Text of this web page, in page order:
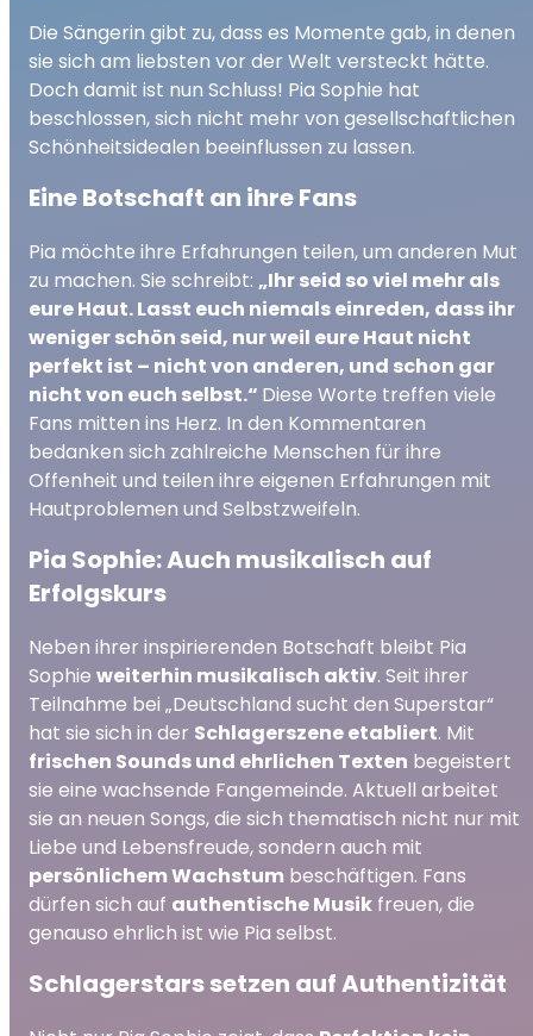
Die Sängerin gibt zu, dass es Momente gab, in denen
sie sich am liebsten vor der Welt versteckt hätte.
Doch damit ist nun Schluss! Pia Sophie hat
beschlossen, sich nicht mehr von gesellschaftlichen
Schönheitsidealen beeinflussen zu lassen.
Eine Botschaft an ihre Fans
Pia möchte ihre Erfahrungen teilen, um anderen Mut
zu machen. Sie schreibt: „Ihr seid so viel mehr als
eure Haut. Lasst euch niemals einreden, dass ihr
weniger schön seid, nur weil eure Haut nicht
perfekt ist – nicht von anderen, und schon gar
nicht von euch selbst.“ Diese Worte treffen viele
Fans mitten ins Herz. In den Kommentaren
bedanken sich zahlreiche Menschen für ihre
Offenheit und teilen ihre eigenen Erfahrungen mit
Hautproblemen und Selbstzweifeln.
Pia Sophie: Auch musikalisch auf
Erfolgskurs
Neben ihrer inspirierenden Botschaft bleibt Pia
Sophie weiterhin musikalisch aktiv. Seit ihrer
Teilnahme bei „Deutschland sucht den Superstar“
hat sie sich in der Schlagerszene etabliert. Mit
frischen Sounds und ehrlichen Texten begeistert
sie eine wachsende Fangemeinde. Aktuell arbeitet
sie an neuen Songs, die sich thematisch nicht nur mit
Liebe und Lebensfreude, sondern auch mit
persönlichem Wachstum beschäftigen. Fans
dürfen sich auf authentische Musik freuen, die
genauso ehrlich ist wie Pia selbst.
Schlagerstars setzen auf Authentizität